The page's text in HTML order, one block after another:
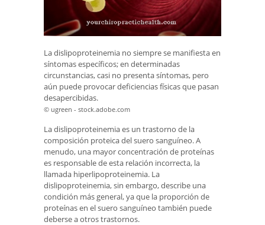
La dislipoproteinemia no siempre se manifiesta en
síntomas específicos; en determinadas
circunstancias, casi no presenta síntomas, pero
aún puede provocar deficiencias físicas que pasan
desapercibidas.
© ugreen - stock.adobe.com
La dislipoproteinemia es un trastorno de la
composición proteica del suero sanguíneo. A
menudo, una mayor concentración de proteínas
es responsable de esta relación incorrecta, la
llamada hiperlipoproteinemia. La
dislipoproteinemia, sin embargo, describe una
condición más general, ya que la proporción de
proteínas en el suero sanguíneo también puede
deberse a otros trastornos.